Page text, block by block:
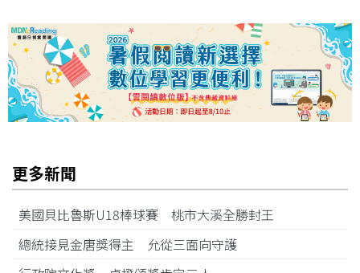
更多新聞
美國貝比魯斯U18棒球賽 桃市大溪全勝封王
總統接見金唐獎得主 允從三面向守護